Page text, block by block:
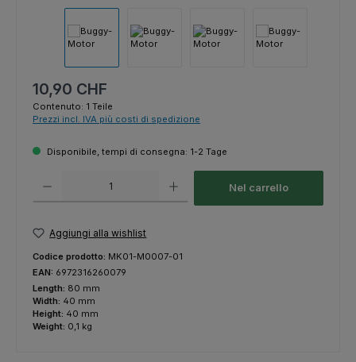
Prezzo normale:
10,90 CHF
Contenuto: 1 Teile
Prezzi incl. IVA più costi di spedizione
Disponibile, tempi di consegna: 1-2 Tage
Nel carrello
Aggiungi alla wishlist
Codice prodotto: MK01-M0007-01
EAN: 6972316260079
Length: 80 mm
Width: 40 mm
Height: 40 mm
Weight: 0,1 kg